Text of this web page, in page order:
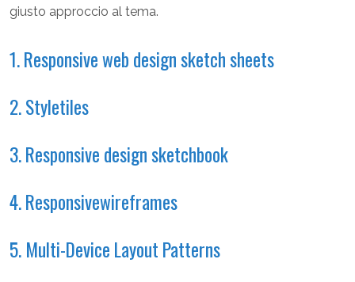
giusto approccio al tema.
1. Responsive web design sketch sheets
2. Styletiles
3. Responsive design sketchbook
4. Responsivewireframes
5. Multi-Device Layout Patterns